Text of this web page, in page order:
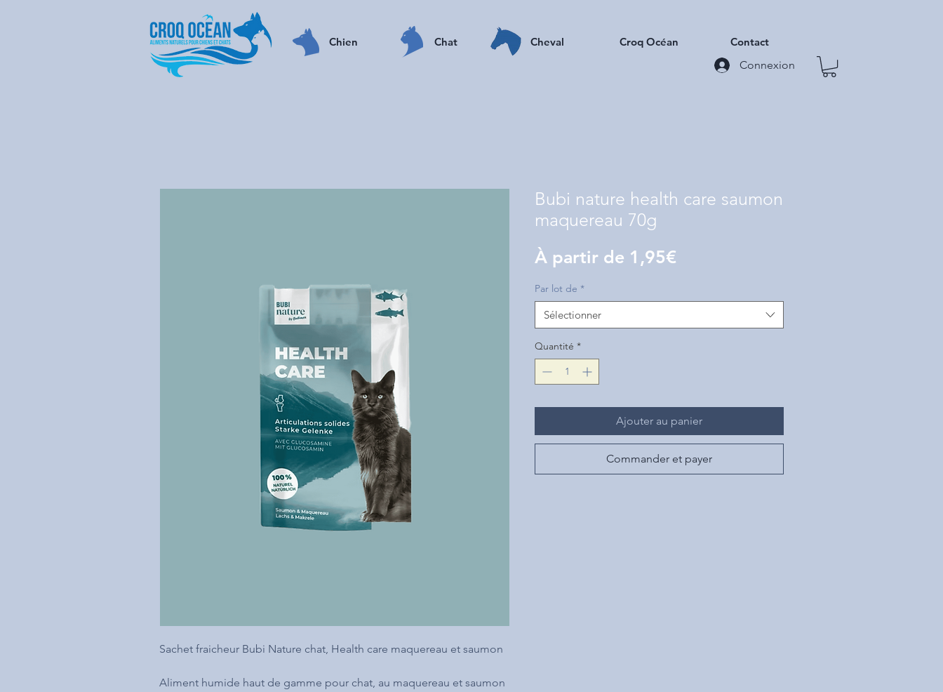
Connexion
Chien Chat Cheval Croq Océan Contact
Sachet fraicheur Bubi Nature chat, Health care maquereau et saumon
Aliment humide haut de gamme pour chat, au maquereau et saumon
Bubi nature health care saumon
maquereau 70g
À partir de 1,95€Prix
Par lot de *
Sélectionner
Quantité *
Ajouter au panier
Commander et payer